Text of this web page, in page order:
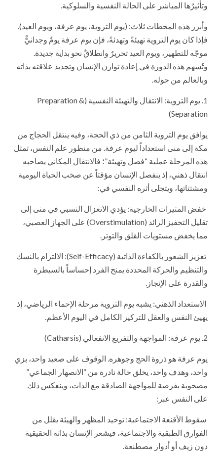
وتأثيرُها المباشر على الحالة النفسية والسلوكية.
وأبرز هذه المحطات ثلاث: (يوم التروية، يوم عرفة، ويوم العيد).
فإذا كان يوم التروية تهيئةً وتهدئةً، فإن يوم عرفة يومٌ وجدانيٌّ
موجّه للتطهير، ويوم العيد تحريرٌ وانطلاقٌ نحو بداية جديدة.
وتُسهم هذه الدورة في إعادة توازن الإنسان وتجديد علاقته بذاته
وبالعالم من حوله.
1. يوم التروية: الانتقال والتهيئة النفسية (Preparation &
Separation)
يوافق يوم التروية الثامن من ذي الحجة، وفيه ينتقل الحجاج من
مكة إلى منى استعداداً ليوم عرفة. من منظور علم النفس، تمثل
هذه المرحلة عملية “فصل وتهيئة”؛ فالانتقال المكاني يصاحبه
انتقال ذهني، إذ ينفصل الإنسان مؤقتاً عن صخب الحياة اليومية
ومشتتاتها، ويتجلى أثره النفسي في:
خفض المثيرات الخارجية: يؤدي الانعزال النسبي في منى إلى
تقليل التحفيز الزائد (Overstimulation) على الجهاز العصبي،
مما يخفض مستويات القلق والتوتر.
تعزيز الشعور بالكفاءة الذاتية (Self-Efficacy): الالتزام بالنسك
والتنظيم والحركة المحددة يمنح الفرد إحساساً بالسيطرة
والقدرة على الإنجاز.
الاستعداد الذهني: يشبه يوم التروية مرحلة الإحماء الرياضي، إذ
يهيئ النفس والعقل للتركيز الكامل في اليوم الأعظم.
2. يوم عرفة: المواجهة والتفريغ الانفعالي (Catharsis)
يوم عرفة هو ذروة الحج وجوهره. الوقوف على صعيد واحد، بزي
واحد، وهدف واحد، يخلق حالة نادرة من “الانصهار الجماعي”
مصحوبة بفرصة للمواجهة الصادقة مع الذات، وينعكس ذلك
على النفس عبر:
سقوط الأقنعة الاجتماعية: توحيد المظهر والهيئة يقلل من
الفوارق الطبقية والاجتماعية، فيشعر الإنسان بذاته الحقيقية
دون زيف أو أدوار مصطنعة.